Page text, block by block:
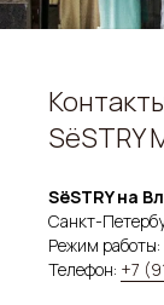
SёSTRY
SёSTRY на
Санкт-
Режим
Телефон: +7